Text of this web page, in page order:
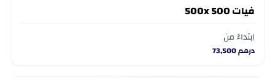
فيات 500x 500
ابتداءً من
درهم73,500